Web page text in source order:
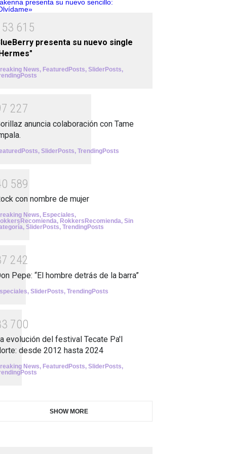
53 61 5
presenta su nuevo single
News, FeaturedPosts, SliderPosts,
7 227
anuncia colaboración con Tame
, SliderPosts, TrendingPosts
0 589
con nombre de mujer
News, Especiales,
, RokkersRecomienda, Sin
, SliderPosts, TrendingPosts
7 242
Pepe: “El hombre detrás de la barra”
, SliderPosts, TrendingPosts
3 700
evolución del festival Tecate Pa'l
desde 2012 hasta 2024
News, FeaturedPosts, SliderPosts,
SHOW MORE